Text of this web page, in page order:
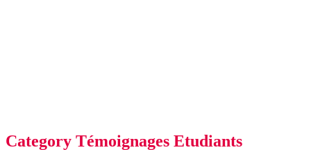
Category Témoignages Etudiants